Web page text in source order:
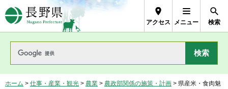
長野県Nagano Prefecture
アクセス メニュー 検索
ホーム > 仕事・産業・観光 > 農業 > 農政部関係の施策・計画 > 県産米・食肉魅